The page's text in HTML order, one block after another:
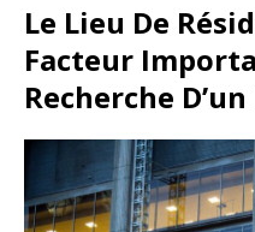
Le Lieu De
Facteur
Recherche